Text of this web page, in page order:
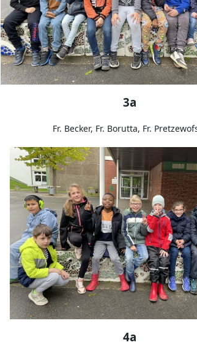
3a
Fr. Becker, Fr. Borutta, Fr.
4a